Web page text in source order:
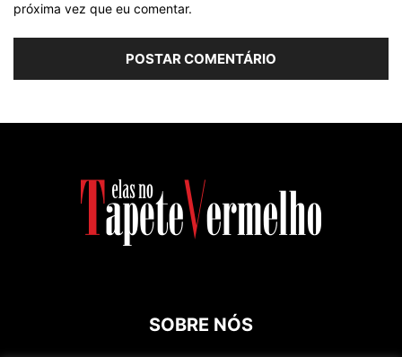
próxima vez que eu comentar.
SOBRE NÓS